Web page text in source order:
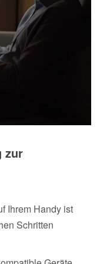
zur
Ihrem Handy ist
Schritten